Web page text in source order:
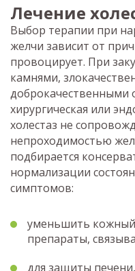
Лечение
Выбор терапии при
желчи зависит от
провоцирует. При
камнями,
доброкачественными
хирургическая или
холестаз не
непроходимостью
подбирается
нормализации
симптомов:
уменьшить кожный
препараты,
для защиты